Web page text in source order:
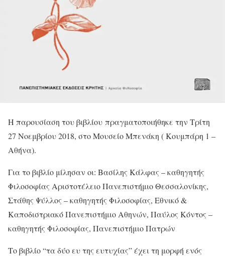
Η παρουσίαση του βιβλίου πραγματοποιήθηκε την Τρίτη
27 Νοεμβρίου 2018, στο Μουσείο Μπενάκη ( Κουμπάρη 1 –
Αθήνα).
Για το βιβλίο μίλησαν οι: Βασίλης Kάλφας – καθηγητής
Φιλοσοφίας Αριστοτέλειο Πανεπιστήμιο Θεσσαλονίκης,
Στάθης Ψύλλος – καθηγητής Φιλοσοφίας, Εθνικό &
Καποδιστριακό Πανεπιστήμιο Αθηνών, Παύλος Κόντος –
καθηγητής Φιλοσοφίας, Πανεπιστήμιο Πατρών
Το βιβλίο “τα δύο ευ της ευτυχίας” έχει τη μορφή ενός